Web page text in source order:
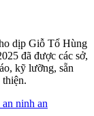
dịp Giỗ Tổ Hùng
đã được các sở,
kỹ lưỡng, sẵn
thiện.